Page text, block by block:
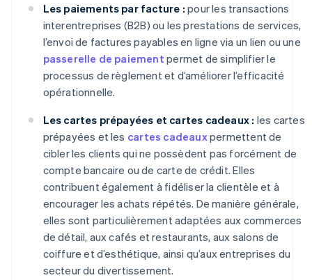
Les paiements par facture : pour les transactions
interentreprises (B2B) ou les prestations de services,
l’envoi de factures payables en ligne via un lien ou une
passerelle de paiement permet de simplifier le
processus de règlement et d’améliorer l’efficacité
opérationnelle.
Les cartes prépayées et cartes cadeaux : les cartes
prépayées et les cartes cadeauxpermettent de
cibler les clients qui ne possèdent pas forcément de
compte bancaire ou de carte de crédit. Elles
contribuent également à fidéliser la clientèle et à
encourager les achats répétés. De manière générale,
elles sont particulièrement adaptées aux commerces
de détail, aux cafés et restaurants, aux salons de
coiffure et d’esthétique, ainsi qu’aux entreprises du
secteur du divertissement.